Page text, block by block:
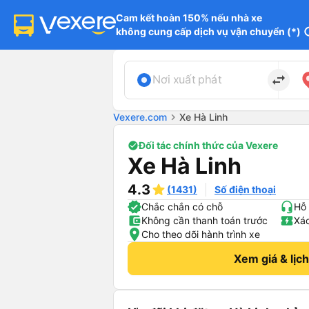
Cam kết hoàn 150% nếu nhà xe
không cung cấp dịch vụ vận chuyển (*)
Nơi xuất phát import_export
Vexere.com chevron_right Xe Hà Linh
Đối tác chính thức của Vexere
Xe Hà Linh
4.3 (1431)
Số điện thoại
Chắc chắn có chỗ
Không cần thanh toán trước
Cho theo dõi hành trình xe
Xem giá &